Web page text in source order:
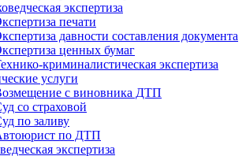
экспертиза
печати
давности составления документа
ценных бумаг
криминалистическая экспертиза
услуги
с виновника ДТП
со страховой
по заливу
по ДТП
экспертиза